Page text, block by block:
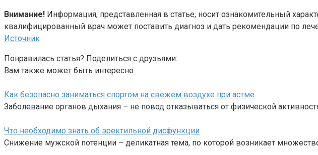
Внимание! Информация, представленная в статье, носит ознакомительный
квалифицированный врач может поставить диагноз и дать рекомендации по
Источник
Понравилась статья? Поделиться с друзьями:
Вам также может быть интересно
Как безопасно заниматься спортом на свежем воздухе при астме
Заболевание органов дыхания – не повод отказываться от физической
Что необходимо знать об эректильной дисфункции
Снижение мужской потенции – деликатная тема, по которой возникает